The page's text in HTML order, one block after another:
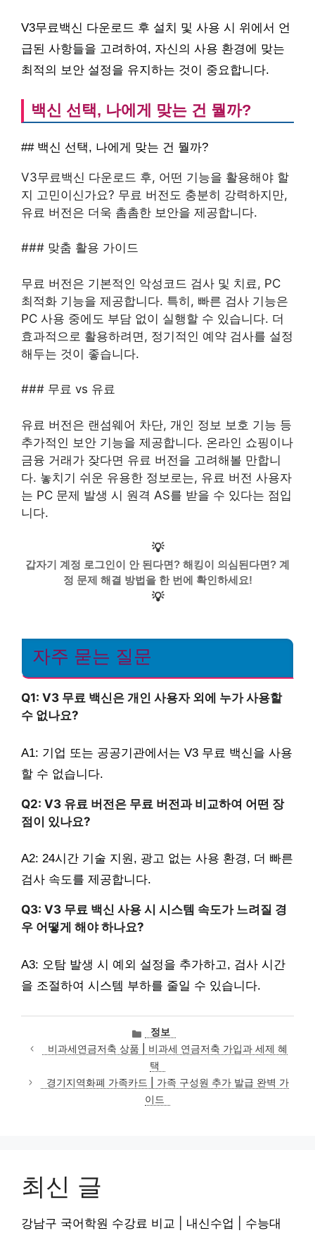
V3무료백신 다운로드 후 설치 및 사용 시 위에서 언
급된 사항들을 고려하여, 자신의 사용 환경에 맞는
최적의 보안 설정을 유지하는 것이 중요합니다.
백신 선택, 나에게 맞는 건 뭘까?
## 백신 선택, 나에게 맞는 건 뭘까?
V3무료백신 다운로드 후, 어떤 기능을 활용해야 할
지 고민이신가요? 무료 버전도 충분히 강력하지만,
유료 버전은 더욱 촘촘한 보안을 제공합니다.
### 맞춤 활용 가이드
무료 버전은 기본적인 악성코드 검사 및 치료, PC
최적화 기능을 제공합니다. 특히, 빠른 검사 기능은
PC 사용 중에도 부담 없이 실행할 수 있습니다. 더
효과적으로 활용하려면, 정기적인 예약 검사를 설정
해두는 것이 좋습니다.
### 무료 vs 유료
유료 버전은 랜섬웨어 차단, 개인 정보 보호 기능 등
추가적인 보안 기능을 제공합니다. 온라인 쇼핑이나
금융 거래가 잦다면 유료 버전을 고려해볼 만합니
다. 놓치기 쉬운 유용한 정보로는, 유료 버전 사용자
는 PC 문제 발생 시 원격 AS를 받을 수 있다는 점입
니다.
💡
갑자기 계정 로그인이 안 된다면? 해킹이 의심된다면? 계
정 문제 해결 방법을 한 번에 확인하세요!
💡
자주 묻는 질문
Q1: V3 무료 백신은 개인 사용자 외에 누가 사용할
수 없나요?
A1: 기업 또는 공공기관에서는 V3 무료 백신을 사용
할 수 없습니다.
Q2: V3 유료 버전은 무료 버전과 비교하여 어떤 장
점이 있나요?
A2: 24시간 기술 지원, 광고 없는 사용 환경, 더 빠른
검사 속도를 제공합니다.
Q3: V3 무료 백신 사용 시 시스템 속도가 느려질 경
우 어떻게 해야 하나요?
A3: 오탐 발생 시 예외 설정을 추가하고, 검사 시간
을 조절하여 시스템 부하를 줄일 수 있습니다.
카
테
고
리
정보
비과세연금저축 상품 | 비과세 연금저축 가입과 세제 혜
택
경기지역화폐 가족카드 | 가족 구성원 추가 발급 완벽 가
이드
최신 글
강남구 국어학원 수강료 비교 | 내신수업 | 수능대